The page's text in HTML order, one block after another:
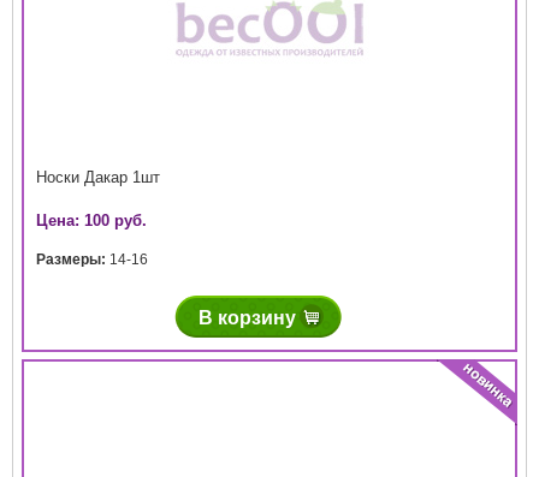
Носки Дакар 1шт
Цена: 100 руб.
Размеры: 14-16
В корзину